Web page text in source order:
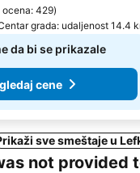
ocena: 429)
grada: udaljenost 14.4
da bi se prikazale
cene
sve smeštaje u
not provided